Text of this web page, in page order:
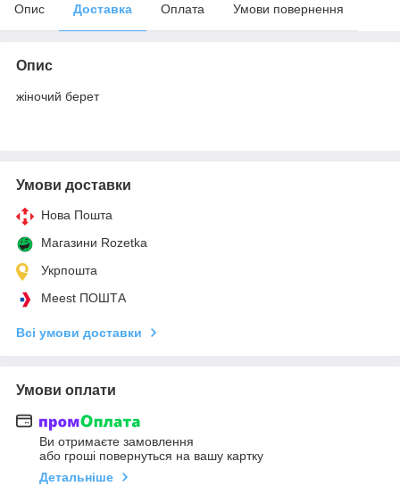
Опис Доставка Оплата Умови повернення
Опис
жіночий берет
Умови доставки
Нова Пошта
Магазини Rozetka
Укрпошта
Meest ПОШТА
Всі умови доставки
Умови оплати
Ви отримаєте замовлення
або гроші повернуться на вашу картку
Детальніше